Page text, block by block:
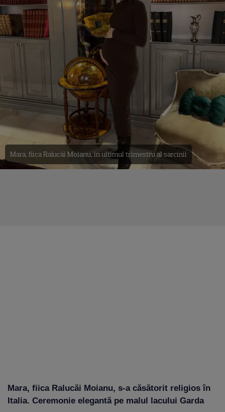
Mara, fiica Ralucăi Moianu, în ultimul trimestru al sarcinii
Mara, fiica Ralucăi Moianu, s-a căsătorit religios în
Italia. Ceremonie elegantă pe malul lacului Garda